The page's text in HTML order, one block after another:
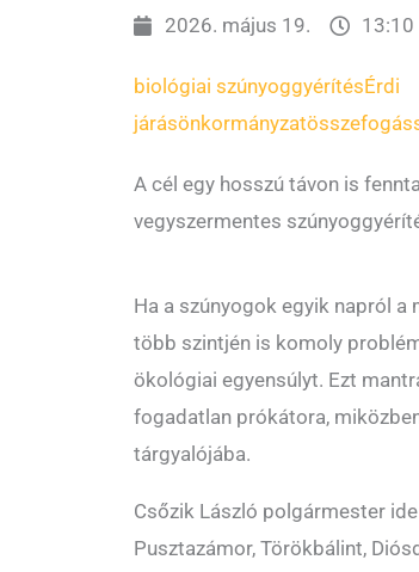
2026. május 19. 13:10
biológiai szúnyoggyérítésÉrdi
járásönkormányzatösszefogás
A cél egy hosszú távon is
vegyszermentes
Ha a szúnyogok egyik napról a
több szintjén is komoly
ökológiai egyensúlyt. Ezt
fogadatlan prókátora,
tárgyalójába.
Csőzik László polgármester
Pusztazámor, Törökbálint,